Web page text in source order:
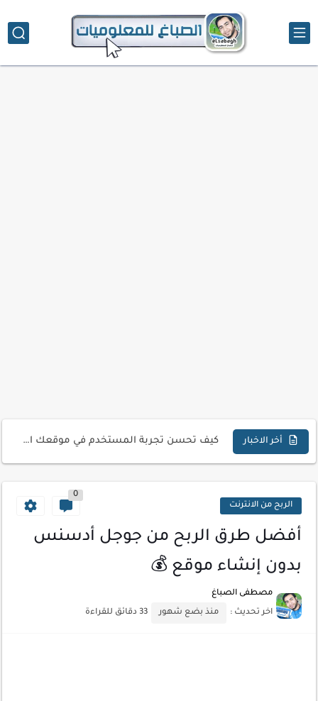
أخر الاخبار كيف تحسن تجربة المستخدم في موقعك الإلكتروني
أسرار اختيار لوحة مفاتيح تناسب عملك اليومي
أحدث تقنيات الحماية من هجمات السايبر
الربح من الانترنت
0
أفضل طرق الربح من جوجل أدسنس
بدون إنشاء موقع 💰
مصطفى الصباغ
اخر تحديث : منذ بضع شهور 33 دقائق للقراءة